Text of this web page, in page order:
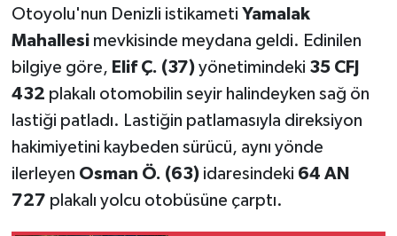
Otoyolu'nun Denizli istikameti Yamalak
Mahallesimevkisinde meydana geldi. Edinilen
bilgiye göre, Elif Ç. (37)yönetimindeki 35 CFJ
432 plakalı otomobilin seyir halindeyken sağ ön
lastiği patladı. Lastiğin patlamasıyla direksiyon
hakimiyetini kaybeden sürücü, aynı yönde
ilerleyen Osman Ö. (63)idaresindeki 64 AN
727 plakalı yolcu otobüsüne çarptı.